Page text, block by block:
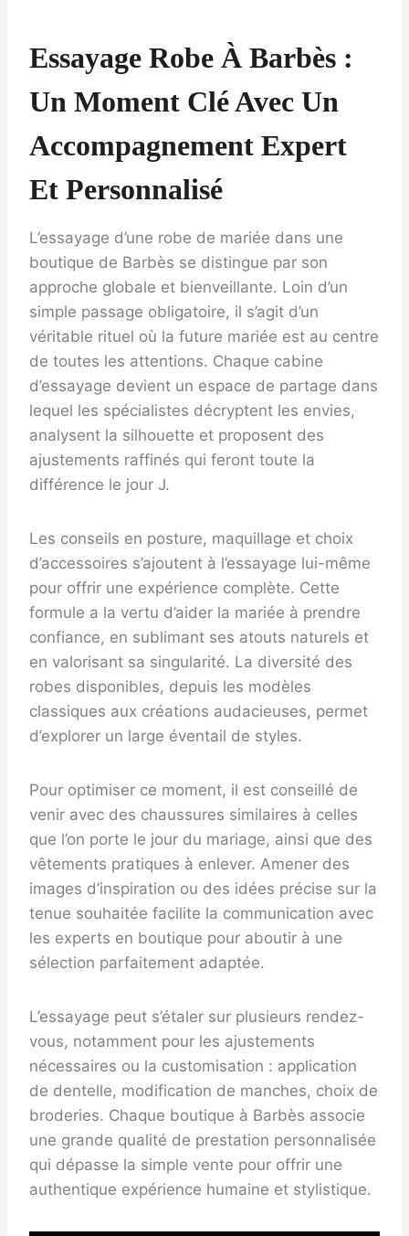
Essayage Robe À Barbès :
Un Moment Clé Avec Un
Accompagnement Expert
Et Personnalisé
L’essayage d’une robe de mariée dans une
boutique de Barbès se distingue par son
approche globale et bienveillante. Loin d’un
simple passage obligatoire, il s’agit d’un
véritable rituel où la future mariée est au centre
de toutes les attentions. Chaque cabine
d’essayage devient un espace de partage dans
lequel les spécialistes décryptent les envies,
analysent la silhouette et proposent des
ajustements raffinés qui feront toute la
différence le jour J.
Les conseils en posture, maquillage et choix
d’accessoires s’ajoutent à l’essayage lui-même
pour offrir une expérience complète. Cette
formule a la vertu d’aider la mariée à prendre
confiance, en sublimant ses atouts naturels et
en valorisant sa singularité. La diversité des
robes disponibles, depuis les modèles
classiques aux créations audacieuses, permet
d’explorer un large éventail de styles.
Pour optimiser ce moment, il est conseillé de
venir avec des chaussures similaires à celles
que l’on porte le jour du mariage, ainsi que des
vêtements pratiques à enlever. Amener des
images d’inspiration ou des idées précise sur la
tenue souhaitée facilite la communication avec
les experts en boutique pour aboutir à une
sélection parfaitement adaptée.
L’essayage peut s’étaler sur plusieurs rendez-
vous, notamment pour les ajustements
nécessaires ou la customisation : application
de dentelle, modification de manches, choix de
broderies. Chaque boutique à Barbès associe
une grande qualité de prestation personnalisée
qui dépasse la simple vente pour offrir une
authentique expérience humaine et stylistique.